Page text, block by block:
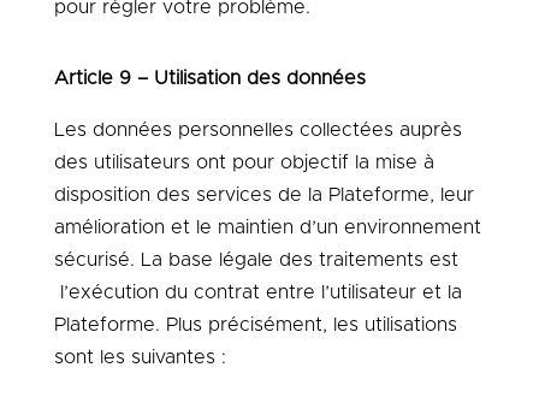
pour régler votre problème.
Article 9 – Utilisation des données
Les données personnelles collectées auprès
des utilisateurs ont pour objectif la mise à
disposition des services de la Plateforme, leur
amélioration et le maintien d’un environnement
sécurisé. La base légale des traitements est
l’exécution du contrat entre l’utilisateur et la
Plateforme. Plus précisément, les utilisations
sont les suivantes :